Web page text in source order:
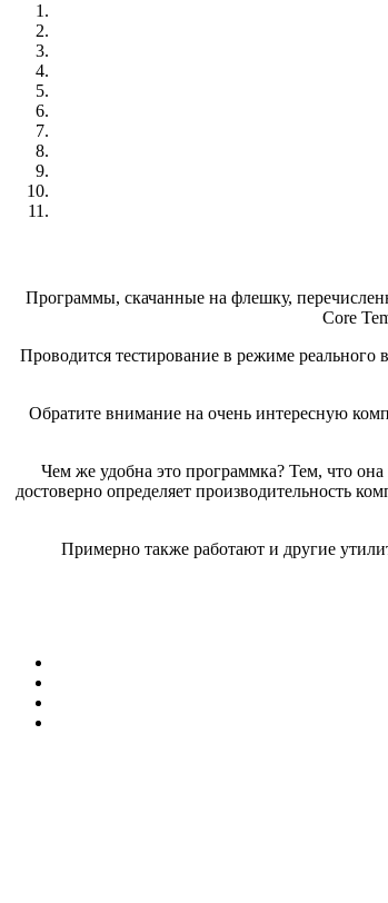
Программы, скачанные на флешку,
Core
Проводится тестирование в режиме
Обратите внимание на очень интересную
Чем же удобна это программка? Тем, что
достоверно определяет производительность
Примерно также работают и другие